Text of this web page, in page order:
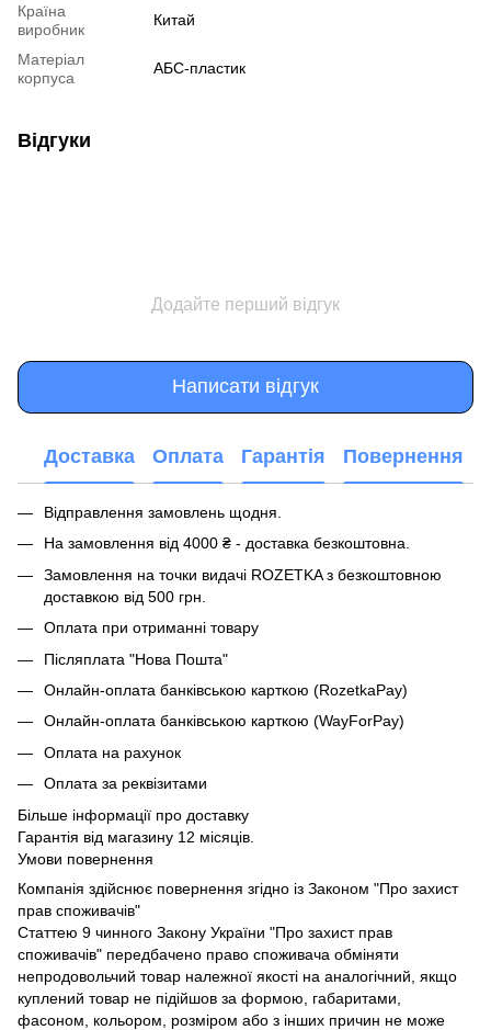
Країна
виробник
Китай
Матеріал
корпуса
АБС-пластик
Відгуки
Додайте перший відгук
Написати відгук
Доставка Оплата Гарантія Повернення
Відправлення замовлень щодня.
На замовлення від 4000 ₴ - доставка безкоштовна.
Замовлення на точки видачі ROZETKA з безкоштовною
доставкою від 500 грн.
Оплата при отриманні товару
Післяплата "Нова Пошта"
Онлайн-оплата банківською карткою (RozetkaPay)
Онлайн-оплата банківською карткою (WayForPay)
Оплата на рахунок
Оплата за реквізитами
Більше інформації про доставку
Гарантія від магазину 12 місяців.
Умови повернення
Компанія здійснює повернення згідно із Законом "Про захист
прав споживачів"
Статтею 9 чинного Закону України "Про захист прав
споживачів" передбачено право споживача обміняти
непродовольчий товар належної якості на аналогічний, якщо
куплений товар не підійшов за формою, габаритами,
фасоном, кольором, розміром або з інших причин не може